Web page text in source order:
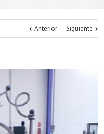
Anterior Siguiente